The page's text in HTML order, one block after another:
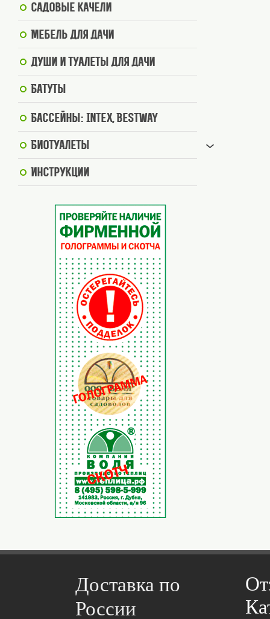
Садовые качели
Мебель для дачи
Души и туалеты для дачи
Батуты
Бассейны: Intex, BestWay
Биотуалеты
Инструкции
Доставка по
России